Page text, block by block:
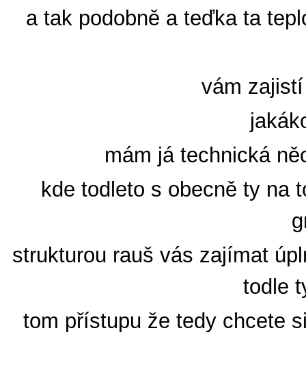
a tak podobně a teďka ta
vám
mám já technická
kde todleto s obecně ty na
strukturou rauš vás zajímat
todle
tom přístupu že tedy chcete